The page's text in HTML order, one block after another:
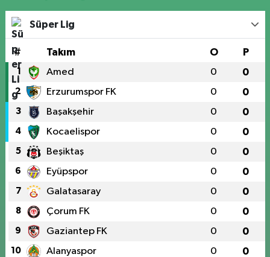
Süper Lig
# Takım O P
1 Amed 0 0
2 Erzurumspor FK 0 0
3 Başakşehir 0 0
4 Kocaelispor 0 0
5 Beşiktaş 0 0
6 Eyüpspor 0 0
7 Galatasaray 0 0
8 Çorum FK 0 0
9 Gaziantep FK 0 0
10 Alanyaspor 0 0